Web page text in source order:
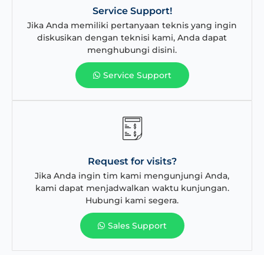
Service Support!
Jika Anda memiliki pertanyaan teknis yang ingin
diskusikan dengan teknisi kami, Anda dapat
menghubungi disini.
Service Support
Request for visits?
Jika Anda ingin tim kami mengunjungi Anda,
kami dapat menjadwalkan waktu kunjungan.
Hubungi kami segera.
Sales Support